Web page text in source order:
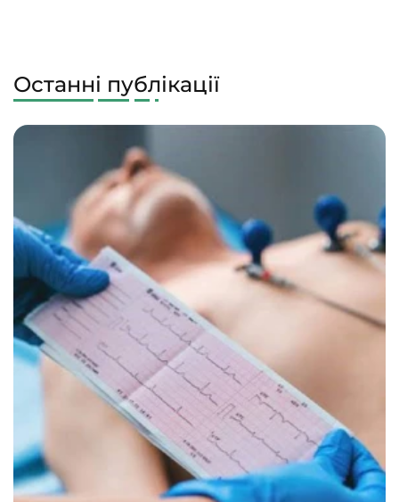
Останні публікації